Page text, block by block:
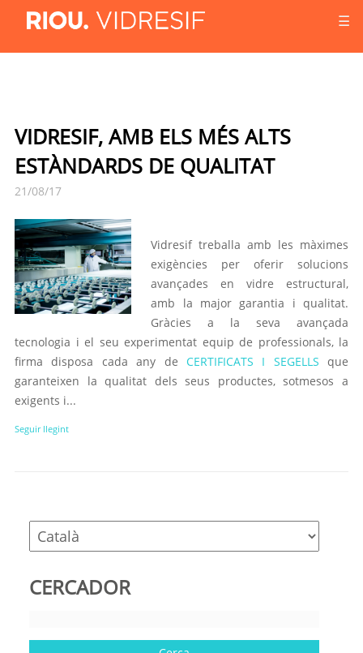
☰
VIDRESIF, AMB ELS MÉS ALTS
ESTÀNDARDS DE QUALITAT
21/08/17
Vidresif treballa amb les màximes
exigències per oferir solucions
avançades en vidre estructural,
amb la major garantia i qualitat.
Gràcies a la seva avançada
tecnologia i el seu experimentat equip de professionals, la
firma disposa cada any de CERTIFICATS I SEGELLS que
garanteixen la qualitat dels seus productes, sotmesos a
exigents i...
Seguir llegint
CERCADOR